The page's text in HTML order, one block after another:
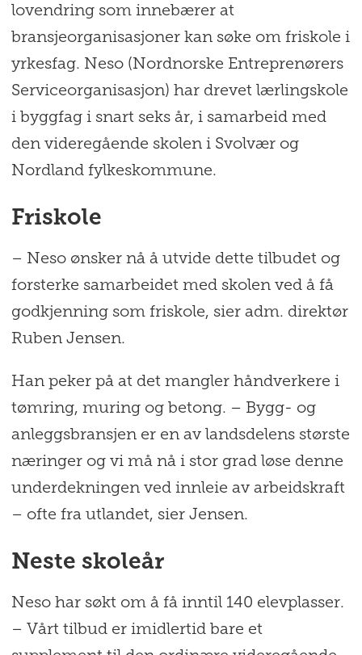
lovendring som innebærer at
bransjeorganisasjoner kan søke om friskole i
yrkesfag. Neso (Nordnorske Entreprenørers
Serviceorganisasjon) har drevet lærlingskole
i byggfag i snart seks år, i samarbeid med
den videregående skolen i Svolvær og
Nordland fylkeskommune.
Friskole
– Neso ønsker nå å utvide dette tilbudet og
forsterke samarbeidet med skolen ved å få
godkjenning som friskole, sier adm. direktør
Ruben Jensen.
Han peker på at det mangler håndverkere i
tømring, muring og betong. – Bygg- og
anleggsbransjen er en av landsdelens største
næringer og vi må nå i stor grad løse denne
underdekningen ved innleie av arbeidskraft
– ofte fra utlandet, sier Jensen.
Neste skoleår
Neso har søkt om å få inntil 140 elevplasser.
– Vårt tilbud er imidlertid bare et